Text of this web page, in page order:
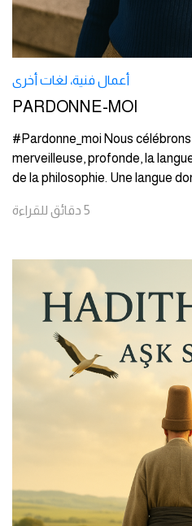
أعمال فنية، لغات أخرى
PARDONNE-MOI
#Pardonne_moi Nous célébrons
merveilleuse, profonde, la
de la philosophie. Une langue
5 دقائق للقراءة